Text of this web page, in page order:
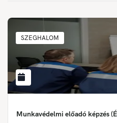
SZEGHALOM
Munkavédelmi előadó képzés